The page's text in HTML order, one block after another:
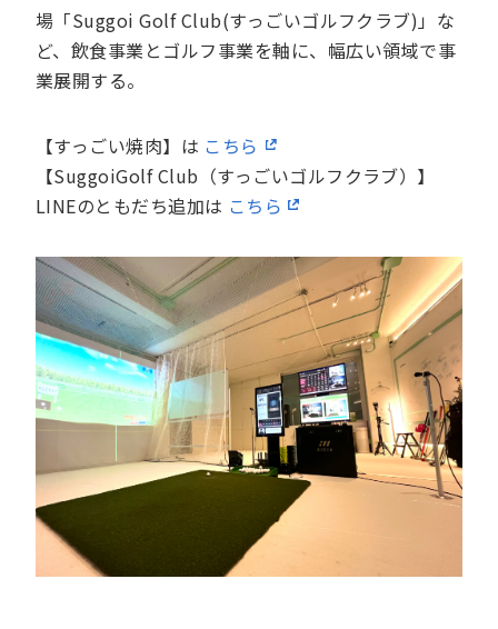
場「Suggoi Golf Club(すっごいゴルフクラブ)」な
ど、飲食事業とゴルフ事業を軸に、幅広い領域で事
業展開する。
【すっごい焼肉】は こちら
【SuggoiGolf Club（すっごいゴルフクラブ）】
LINEのともだち追加は こちら